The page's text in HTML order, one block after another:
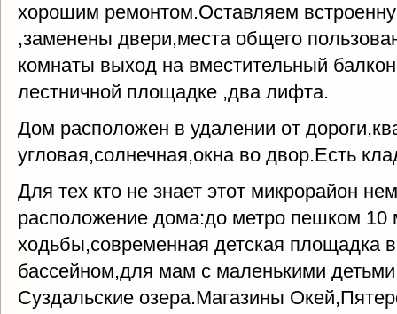
хорошим ремонтом.Оставляем
,заменены двери,места общего
комнаты выход на вместительный
лестничной площадке ,два лифта.
Дом расположен в удалении от
угловая,солнечная,окна во двор.Есть
Для тех кто не знает этот микрорайон
расположение дома:до метро пешком 10
ходьбы,современная детская площадка
бассейном,для мам с маленькими
Суздальские озера.Магазины